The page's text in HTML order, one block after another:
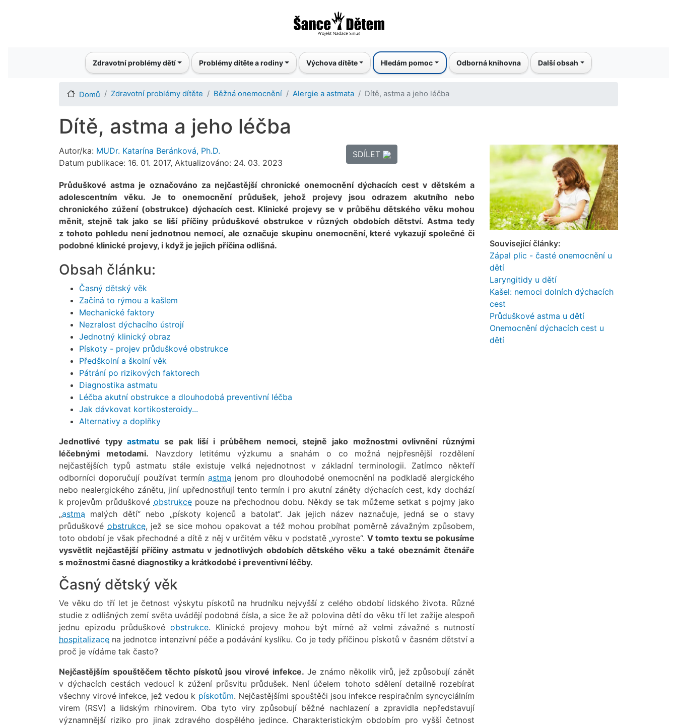
k
hlavnímu
Main navigationZdravotní problémy dětí Problémy dítěte a rodiny Výchova dítěte Hledám pomoc Odborná knihovna Další obsah
Domů Zdravotní problémy dítěte Běžná onemocnění Alergie a astmata Dítě, astma a jeho léčba
Dítě, astma a jeho léčba
Autor/ka: MUDr. Katarína Beránková, Ph.D.
Datum publikace: 16. 01. 2017, Aktualizováno: 24. 03. 2023
SDÍLET
Průduškové astma je označováno za nejčastější chronické onemocnění dýchacích cest v dětském a
adolescentním věku. Je to onemocnění průdušek, jehož projevy jsou odrazem akutního nebo
chronického zúžení (obstrukce) dýchacích cest. Klinické projevy se v průběhu dětského věku mohou
měnit, stejně tak jako se liší příčiny průduškové obstrukce v různých obdobích dětství. Astma tedy
z tohoto pohledu není jednotnou nemocí, ale označuje skupinu onemocnění, které vykazují společné či
podobné klinické projevy, i když je jejich příčina odlišná.
Obsah článku:
Časný dětský věk
Začíná to rýmou a kašlem
Mechanické faktory
Nezralost dýchacího ústrojí
Jednotný klinický obraz
Pískoty - projev průduškové obstrukce
Předškolní a školní věk
Pátrání po rizikových faktorech
Diagnostika astmatu
Léčba akutní obstrukce a dlouhodobá preventivní léčba
Jak dávkovat kortikosteroidy...
Alternativy a doplňky
Jednotlivé typyastmatu se pak liší i průběhem nemoci, stejně jako možnostmi ovlivnění různými
léčebnými metodami. Navzdory letitému výzkumu a snahám o co možná nejpřesnější rozdělení
nejčastějších typů astmatu stále existuje velká nejednotnost v základní terminologii. Zatímco někteří
odborníci doporučují používat termínastma jenom pro dlouhodobé onemocnění na podkladě alergického
nebo nealergického zánětu, jiní upřednostňují tento termín i pro akutní záněty dýchacích cest, kdy dochází
k projevům průduškové obstrukcepouze na přechodnou dobu. Někdy se tak můžeme setkat s pojmy jako
„astma malých dětí“ nebo „pískoty kojenců a batolat“. Jak jejich název naznačuje, jedná se o stavy
průduškové obstrukce, jež se sice mohou opakovat a též mohou probíhat poměrně závažným způsobem,
toto období je však přechodné a dítě z něj v určitém věku v podstatě „vyroste“.V tomto textu se pokusíme
vysvětlit nejčastější příčiny astmatu v jednotlivých obdobích dětského věku a také obeznámit čtenáře
s možnostmi časné diagnostiky a krátkodobé i preventivní léčby.
Časný dětský věk
Ve věku do tří let je četnost výskytu pískotů na hrudníku nejvyšší z celého období lidského života. Různé
studie z odlišných zemí světa uvádějí podobná čísla, a sice že až polovina dětí do věku tří let zažije alespoň
jednu epizodu průduškové obstrukce. Klinické projevy mohou být mírné až velmi závažné s nutností
hospitalizace na jednotce intenzivní péče a podávání kyslíku. Co je tedy příčinou pískotů v časném dětství a
proč je vídáme tak často?
Nejčastějším spouštěčem těchto pískotů jsou virové infekce. Je známo několik virů, jež způsobují zánět
v dýchacích cestách vedoucí k zúžení průsvitu průdušek. Není účelem tohoto sdělení detailně rozebírat
všechny virové infekce, jež vedou k pískotům. Nejčastějšími spouštěči jsou infekce respiračním syncyciálním
virem (RSV) a lidským rhinovirem. Oba tyto viry způsobují běžné nachlazení a zpravidla nepředstavují
významnější riziko pro jinak zdravého dospělého jedince. Charakteristickým obdobím pro vyšší četnost
Související články:
Zápal plic - časté onemocnění u
dětí
Laryngitidy u dětí
Kašel: nemoci dolních dýchacích
cest
Průduškové astma u dětí
Onemocnění dýchacích cest u
dětí